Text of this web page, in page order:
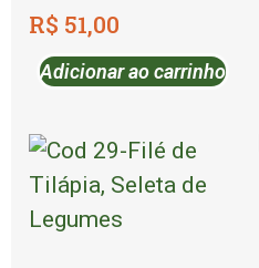
R$ 51,00
Adicionar ao carrinho